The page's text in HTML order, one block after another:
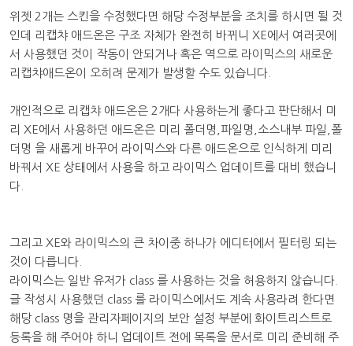
위젯 2개는 스킨을 수정했다면 해당 수정부분을 조치를 하시면 될 것
인데 리캡챠 애드온은 구조 자체가 완전히 바뀌니 XE에서 여러곳에
서 사용했던 것이 작동이 안되거나 혹은 역으로 라이믹스의 새로운
리캡챠애드온이 오히려 문제가 발생할 수도 있습니다.
개인적으로 리캡챠 애드온은 2개다 사용하는게 좋다고 판단해서 미
리 XE에서 사용하던 애드온은 미리 폴더명,파일명,소스내부 파일,폴
더명 을 새롭게 바꾸어 라이믹스와 다른 애드온으로 인식하게 미리
바꿔서 XE 상태에서 사용을 하고 라이믹스 업데이트를 대비 했습니
다.
그리고 XE와 라이믹스의 큰 차이중 하나가 에디터에서 필터링 되는
것이 다릅니다.
라이믹스는 일반 유저가 class 를 사용하는 것을 허용하지 않습니다.
글 작성시 사용했던 class 를 라이믹스에서도 계속 사용라려 한다면
해당 class 명을 관리자페이지의 보안 설정 부분에 화이트리스트로
등록을 해 주어야 하니 업데이트 전에 목록을 문서로 미리 준비해 주